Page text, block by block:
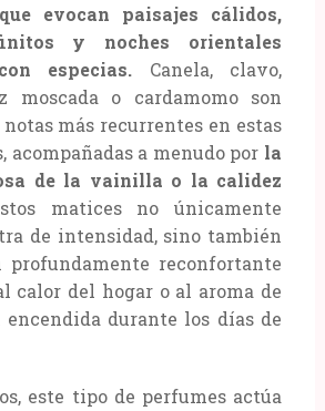
evocan paisajes cálidos,
y noches orientales
especias. Canela, clavo,
moscada o cardamomo son
más recurrentes en estas
acompañadas a menudo por la
de la vainilla o la calidez
matices no únicamente
de intensidad, sino también
profundamente reconfortante
calor del hogar o al aroma de
durante los días de
este tipo de perfumes actúa